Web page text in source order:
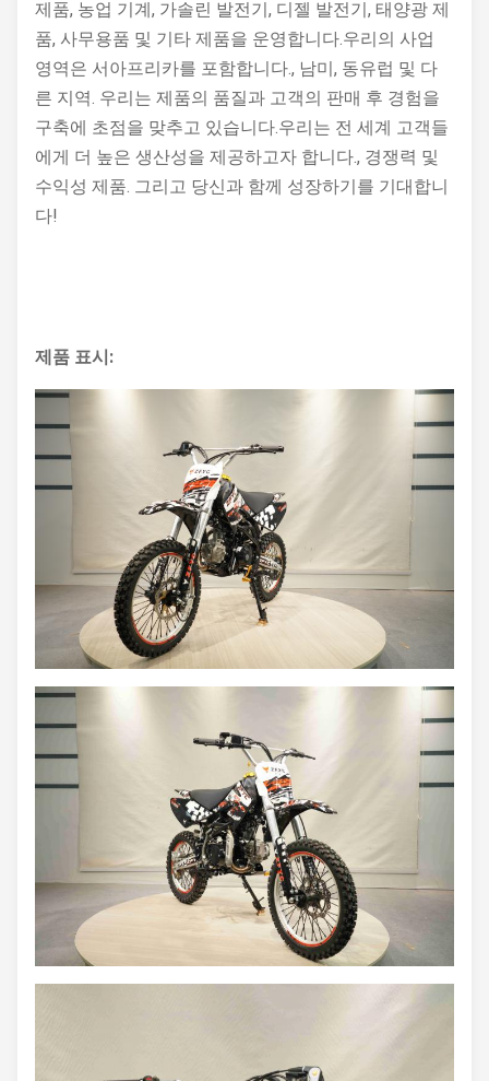
제품, 농업 기계, 가솔린 발전기, 디젤 발전기, 태양광 제
품, 사무용품 및 기타 제품을 운영합니다.우리의 사업
영역은 서아프리카를 포함합니다., 남미, 동유럽 및 다
른 지역. 우리는 제품의 품질과 고객의 판매 후 경험을
구축에 초점을 맞추고 있습니다.우리는 전 세계 고객들
에게 더 높은 생산성을 제공하고자 합니다., 경쟁력 및
수익성 제품. 그리고 당신과 함께 성장하기를 기대합니
다!
제품 표시: